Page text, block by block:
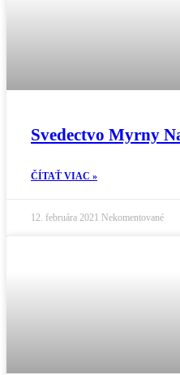
Svedectvo Myrny
ČÍTAŤ VIAC »
12. februára 2021 Nekomentované